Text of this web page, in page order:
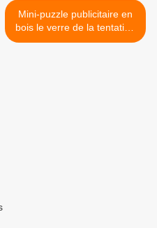
Mini-puzzle publicitaire en
bois le verre de la tentation
GO35-2592 >